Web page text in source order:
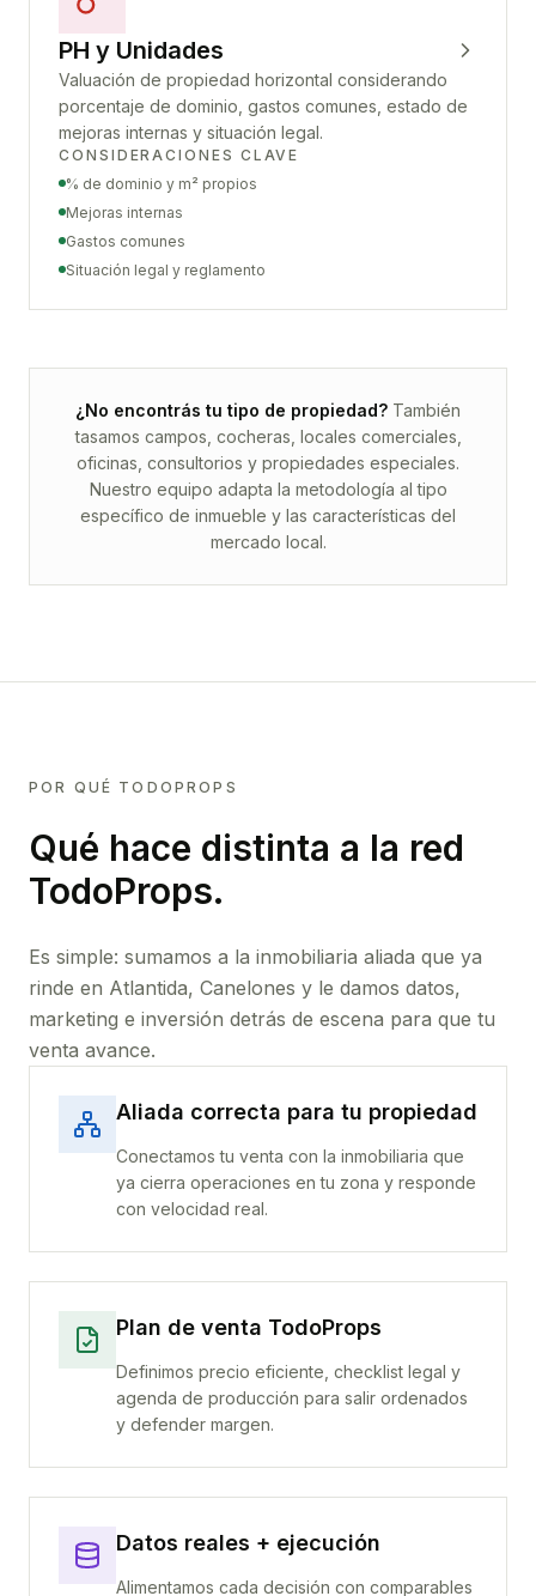
PH y Unidades
Valuación de propiedad horizontal considerando
porcentaje de dominio, gastos comunes, estado de
mejoras internas y situación legal.
CONSIDERACIONES CLAVE
% de dominio y m² propios
Mejoras internas
Gastos comunes
Situación legal y reglamento
¿No encontrás tu tipo de propiedad? También
tasamos campos, cocheras, locales comerciales,
oficinas, consultorios y propiedades especiales.
Nuestro equipo adapta la metodología al tipo
específico de inmueble y las características del
mercado local.
POR QUÉ TODOPROPS
Qué hace distinta a la red
TodoProps.
Es simple: sumamos a la inmobiliaria aliada que ya
rinde en Atlantida, Canelones y le damos datos,
marketing e inversión detrás de escena para que tu
venta avance.
Aliada correcta para tu propiedad
Conectamos tu venta con la inmobiliaria que
ya cierra operaciones en tu zona y responde
con velocidad real.
Plan de venta TodoProps
Definimos precio eficiente, checklist legal y
agenda de producción para salir ordenados
y defender margen.
Datos reales + ejecución
Alimentamos cada decisión con comparables